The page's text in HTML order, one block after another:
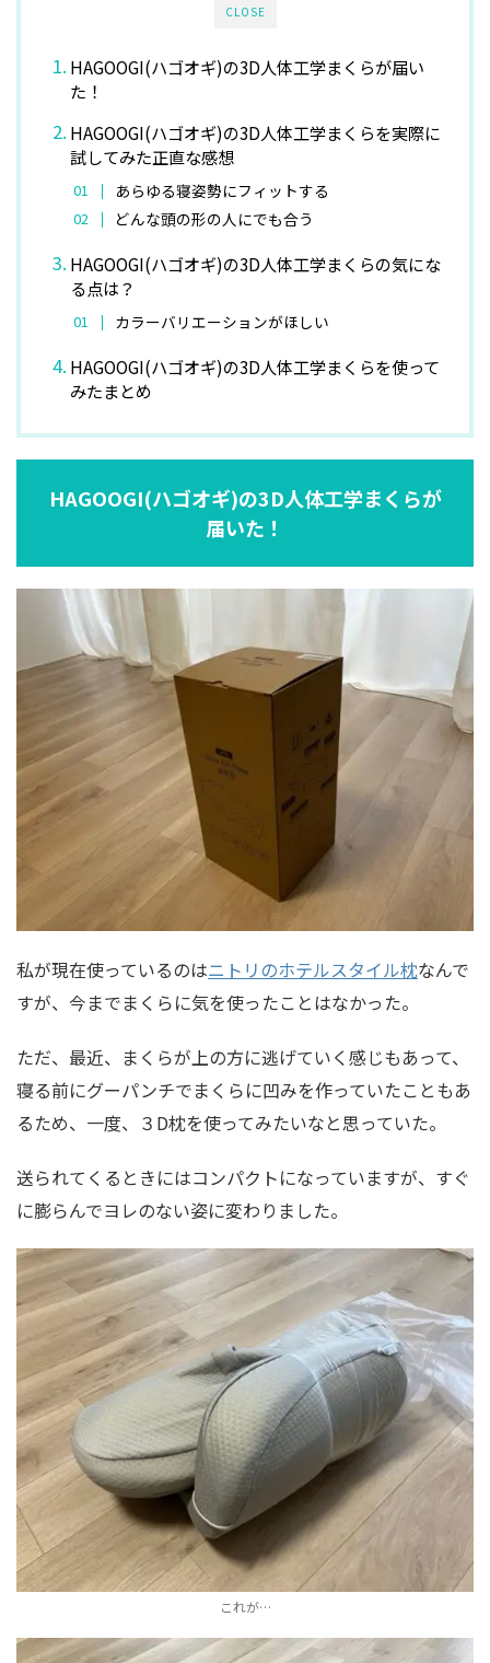
CLOSE
HAGOOGI(ハゴオギ)の3D人体工学まくらが届い
た！
HAGOOGI(ハゴオギ)の3D人体工学まくらを実際に
試してみた正直な感想
あらゆる寝姿勢にフィットする
どんな頭の形の人にでも合う
HAGOOGI(ハゴオギ)の3D人体工学まくらの気にな
る点は？
カラーバリエーションがほしい
HAGOOGI(ハゴオギ)の3D人体工学まくらを使って
みたまとめ
HAGOOGI(ハゴオギ)の3D人体工学まくらが
届いた！
私が現在使っているのはニトリのホテルスタイル枕なんで
すが、今までまくらに気を使ったことはなかった。
ただ、最近、まくらが上の方に逃げていく感じもあって、
寝る前にグーパンチでまくらに凹みを作っていたこともあ
るため、一度、３D枕を使ってみたいなと思っていた。
送られてくるときにはコンパクトになっていますが、すぐ
に膨らんでヨレのない姿に変わりました。
これが…